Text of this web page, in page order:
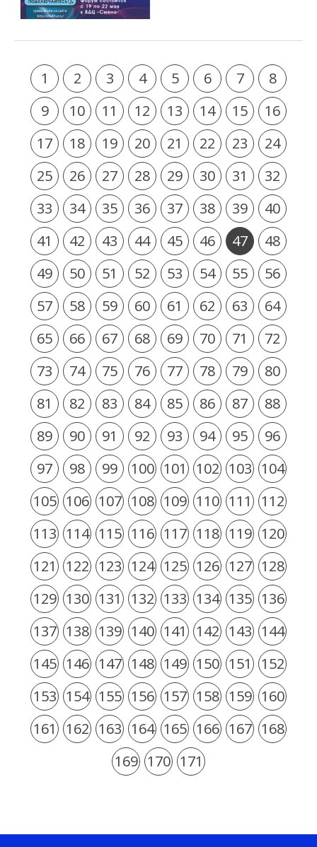
1 2 3 4 5 6 7
8
9
10 11 12 13 14 15
16
17
18 19 20 21 22 23
24
25
26 27 28 29 30 31
32
33
34 35 36 37 38 39
40
41
42 43 44 45 46 47
48
49
50 51 52 53 54 55
56
57
58 59 60 61 62 63
64
65
66 67 68 69 70 71
72
73
74 75 76 77 78 79
80
81
82 83 84 85 86 87
88
89
90 91 92 93 94 95
96
97
98 99 100 101 102 103 104
105 106 107 108 109 110 111 112
113 114 115 116 117 118 119 120
121 122 123 124 125 126 127 128
129 130 131 132 133 134 135 136
137 138 139 140 141 142 143 144
145 146 147 148 149 150 151 152
153 154 155 156 157 158 159 160
161 162 163 164 165 166 167 168
169 170 171